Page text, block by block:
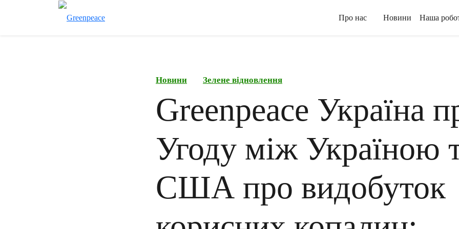
Про нас Новини
Наша
Новини Зелене відновлення
Greenpeace Україна
Угоду між Україною
США про видобуток